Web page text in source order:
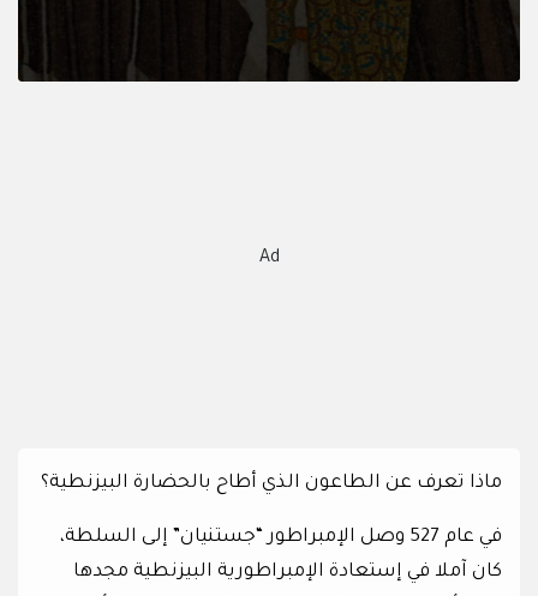
Ad
ماذا تعرف عن الطاعون الذي أطاح بالحضارة البيزنطية؟
في عام 527 وصل الإمبراطور “جستنيان” إلى السلطة،
كان آملا في إستعادة الإمبراطورية البيزنطية مجدها